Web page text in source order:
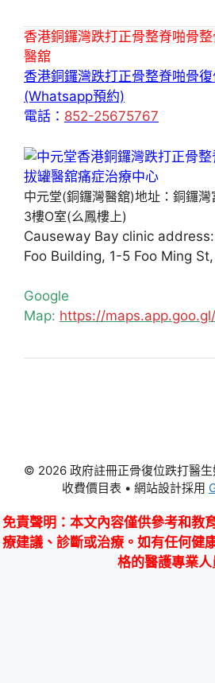
香港銅鑼灣跌打正骨整脊啪骨
醫舘
香港銅鑼灣跌打正骨整脊啪骨
(Whatsapp預約)
電話： 852-25675767
中元堂(銅鑼灣醫舘)地址：銅鑼
3樓O室(么鳳樓上)
Causeway Bay clinic
Foo Building, 1-5 Foo Ming
Google
Map: https://
© 2026 政府註冊正骨復位跌打醫
收費價目表 • 網站設計採用
免責聲明 ：本文內容僅供參考和教
療建議、診斷或治療。如有任何健
格的醫護專業人